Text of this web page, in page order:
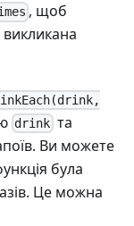
, щоб
drink та
Ви можете
була
Це можна